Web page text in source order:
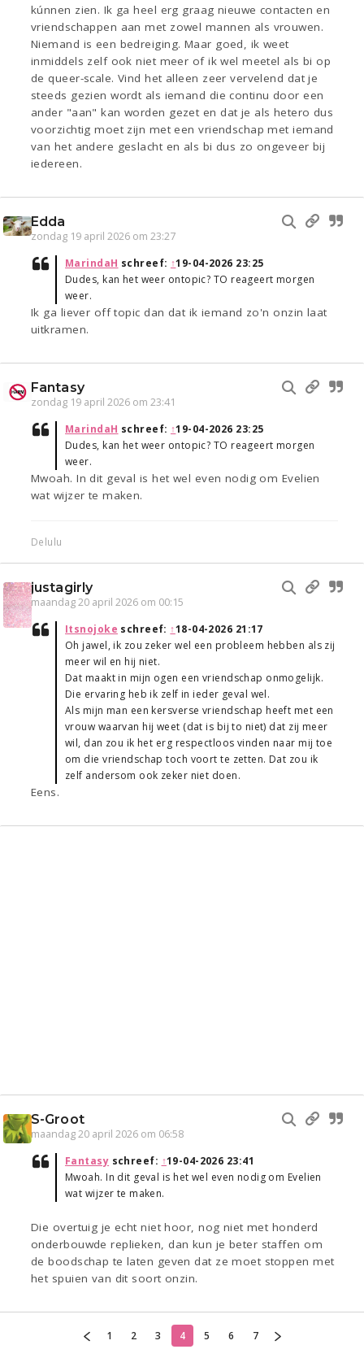
kúnnen zien. Ik ga heel erg graag nieuwe contacten en
vriendschappen aan met zowel mannen als vrouwen.
Niemand is een bedreiging. Maar goed, ik weet
inmiddels zelf ook niet meer of ik wel meetel als bi op
de queer-scale. Vind het alleen zeer vervelend dat je
steeds gezien wordt als iemand die continu door een
ander "aan" kan worden gezet en dat je als hetero dus
voorzichtig moet zijn met een vriendschap met iemand
van het andere geslacht en als bi dus zo ongeveer bij
iedereen.
Edda
zondag 19 april 2026 om 23:27
MarindaH schreef: ↑19-04-2026 23:25
Dudes, kan het weer ontopic? TO reageert morgen
weer.
Ik ga liever off topic dan dat ik iemand zo'n onzin laat
uitkramen.
Fantasy
zondag 19 april 2026 om 23:41
MarindaH schreef: ↑19-04-2026 23:25
Dudes, kan het weer ontopic? TO reageert morgen
weer.
Mwoah. In dit geval is het wel even nodig om Evelien
wat wijzer te maken.
Delulu
justagirly
maandag 20 april 2026 om 00:15
Itsnojoke schreef: ↑18-04-2026 21:17
Oh jawel, ik zou zeker wel een probleem hebben als zij
meer wil en hij niet.
Dat maakt in mijn ogen een vriendschap onmogelijk.
Die ervaring heb ik zelf in ieder geval wel.
Als mijn man een kersverse vriendschap heeft met een
vrouw waarvan hij weet (dat is bij to niet) dat zij meer
wil, dan zou ik het erg respectloos vinden naar mij toe
om die vriendschap toch voort te zetten. Dat zou ik
zelf andersom ook zeker niet doen.
Eens.
S-Groot
maandag 20 april 2026 om 06:58
Fantasy schreef: ↑19-04-2026 23:41
Mwoah. In dit geval is het wel even nodig om Evelien
wat wijzer te maken.
Die overtuig je echt niet hoor, nog niet met honderd
onderbouwde replieken, dan kun je beter staffen om
de boodschap te laten geven dat ze moet stoppen met
het spuien van dit soort onzin.
1 2 3 4 5 6 7